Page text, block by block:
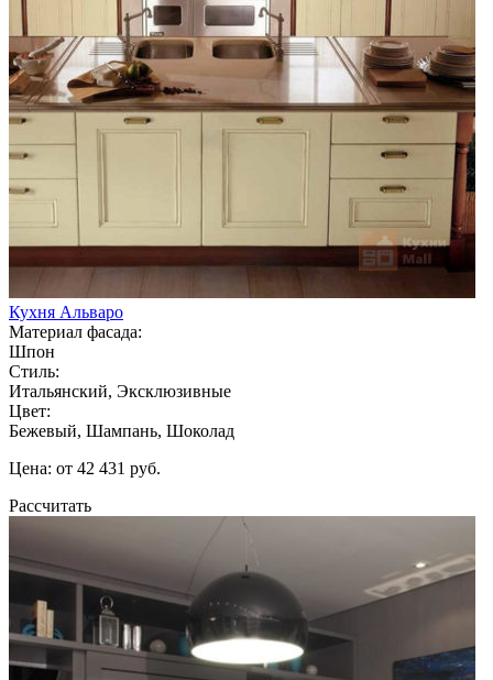
Кухня Альваро
Материал фасада:
Шпон
Стиль:
Итальянский, Эксклюзивные
Цвет:
Бежевый, Шампань, Шоколад
Цена: от 42 431 руб.
Рассчитать